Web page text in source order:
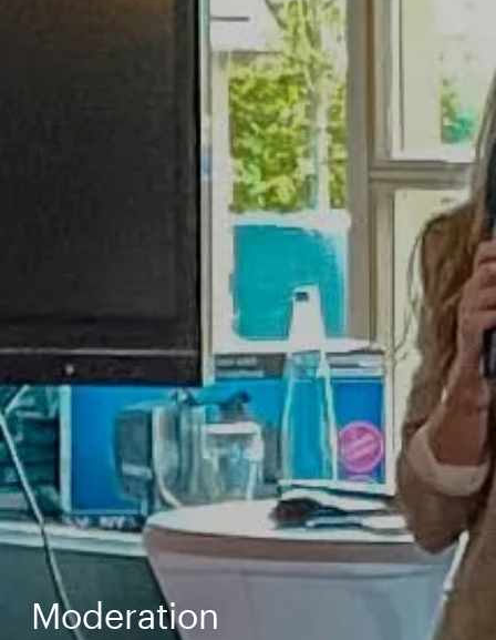
Moderation